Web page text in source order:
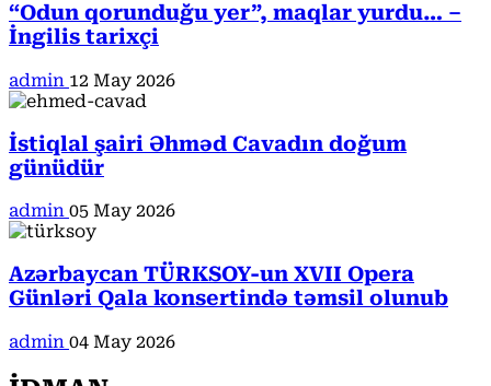
“Odun qorunduğu yer”, maqlar yurdu… –
İngilis tarixçi
admin 12 May 2026
İstiqlal şairi Əhməd Cavadın doğum
günüdür
admin 05 May 2026
Azərbaycan TÜRKSOY-un XVII Opera
Günləri Qala konsertində təmsil olunub
admin 04 May 2026